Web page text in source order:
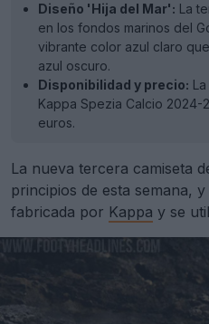
Diseño 'Hija del Mar': La
en los fondos marinos del
vibrante color azul claro
azul oscuro.
Disponibilidad y precio:
Kappa Spezia Calcio
euros.
La nueva tercera camiseta
principios de esta semana,
fabricada por Kappa y se